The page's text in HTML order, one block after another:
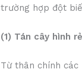
trường hợp đột
(1) Tán cây hình
Từ thân chính